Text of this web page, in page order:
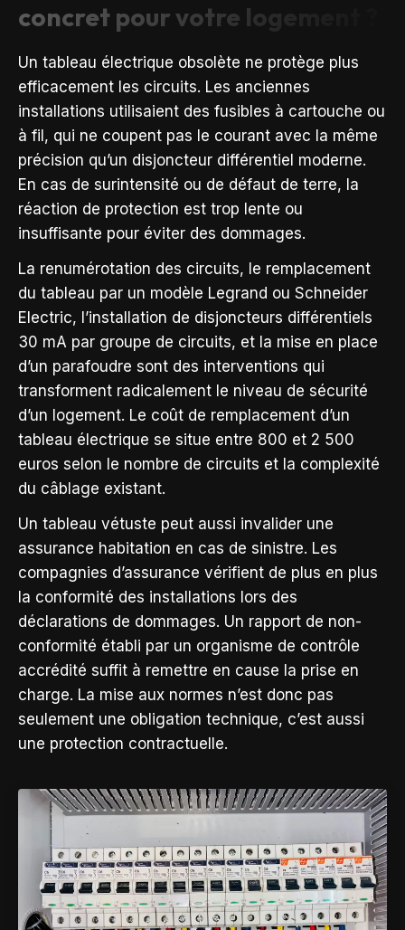
concret pour votre logement ?
Un tableau électrique obsolète ne protège plus
efficacement les circuits. Les anciennes
installations utilisaient des fusibles à cartouche ou
à fil, qui ne coupent pas le courant avec la même
précision qu’un disjoncteur différentiel moderne.
En cas de surintensité ou de défaut de terre, la
réaction de protection est trop lente ou
insuffisante pour éviter des dommages.
La renumérotation des circuits, le remplacement
du tableau par un modèle Legrand ou Schneider
Electric, l’installation de disjoncteurs différentiels
30 mA par groupe de circuits, et la mise en place
d’un parafoudre sont des interventions qui
transforment radicalement le niveau de sécurité
d’un logement. Le coût de remplacement d’un
tableau électrique se situe entre 800 et 2 500
euros selon le nombre de circuits et la complexité
du câblage existant.
Un tableau vétuste peut aussi invalider une
assurance habitation en cas de sinistre. Les
compagnies d’assurance vérifient de plus en plus
la conformité des installations lors des
déclarations de dommages. Un rapport de non-
conformité établi par un organisme de contrôle
accrédité suffit à remettre en cause la prise en
charge. La mise aux normes n’est donc pas
seulement une obligation technique, c’est aussi
une protection contractuelle.